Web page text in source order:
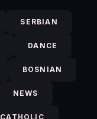
SERBIAN
DANCE
BOSNIAN
NEWS
CATHOLIC